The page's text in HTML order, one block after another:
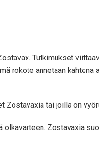
Tutkimukset
rokote annetaan kahtena
Zostavaxia tai joilla on
olkavarteen. Zostavaxia